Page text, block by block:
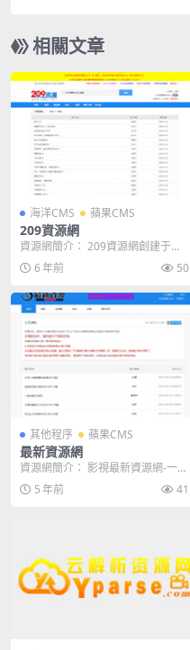
相關文章
海洋CMS 蘋果CMS
209資源網
資源網簡介： 209資源網創建于：2
019年10月13日，站長聯系電話：*
***...6 年前 50
其他程序 蘋果CMS
最新資源網
資源網簡介： 影視最新資源網-一個
資源分享網站 – 最新資源網每天
更...5 年前 41